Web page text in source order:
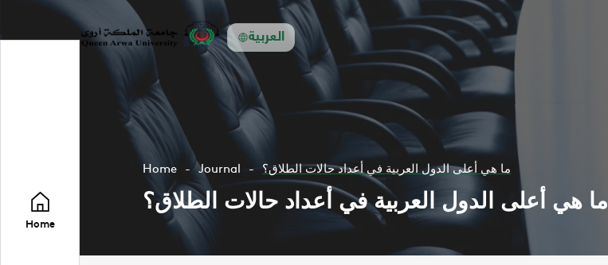
العربية
Home
Home Journal ما هي أعلى الدول العربية في أعداد حالات الطلاق؟
ما هي أعلى الدول العربية في أعداد حالات الطلاق؟